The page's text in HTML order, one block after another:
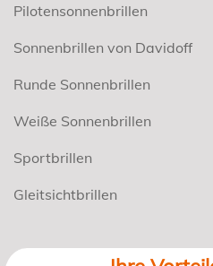
Pilotensonnenbrillen
Sonnenbrillen von Davidoff
Runde Sonnenbrillen
Weiße Sonnenbrillen
Sportbrillen
Gleitsichtbrillen